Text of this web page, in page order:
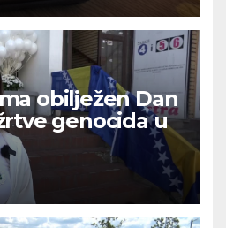
obilježen Dan
genocida u